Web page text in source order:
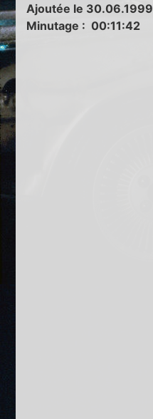
Ajoutée le 30.06.1999
Minutage : 00:11:42